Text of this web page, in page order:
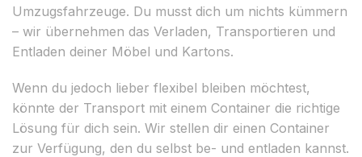
Umzugsfahrzeuge. Du musst dich um nichts kümmern
– wir übernehmen das Verladen, Transportieren und
Entladen deiner Möbel und Kartons.
Wenn du jedoch lieber flexibel bleiben möchtest,
könnte der Transport mit einem Container die richtige
Lösung für dich sein. Wir stellen dir einen Container
zur Verfügung, den du selbst be- und entladen kannst.